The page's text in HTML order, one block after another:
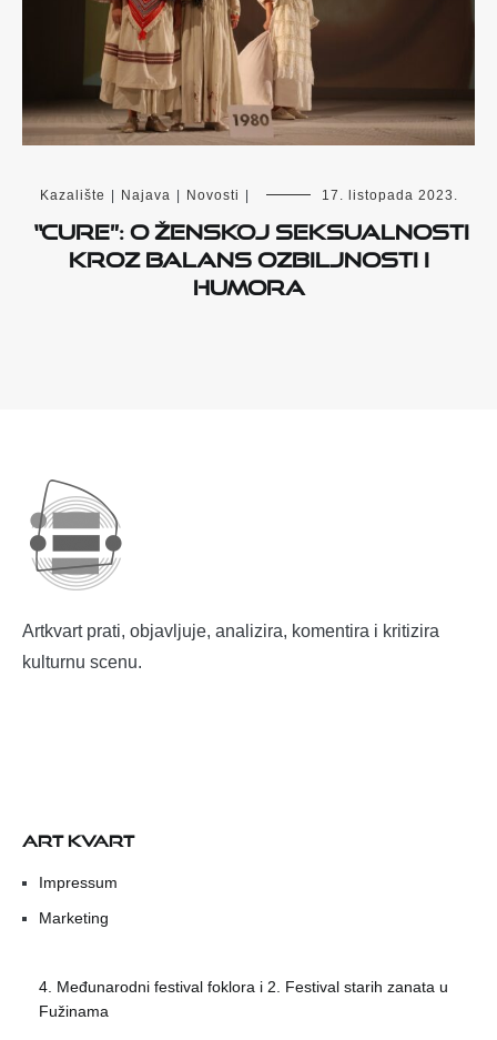
Kazalište Najava Novosti 17. listopada 2023.
“Cure”: o ženskoj seksualnosti
kroz balans ozbiljnosti i
humora
Artkvart prati, objavljuje, analizira, komentira i kritizira
kulturnu scenu.
ART KVART
Impressum
Marketing
4. Međunarodni festival foklora i 2. Festival starih zanata u
Fužinama